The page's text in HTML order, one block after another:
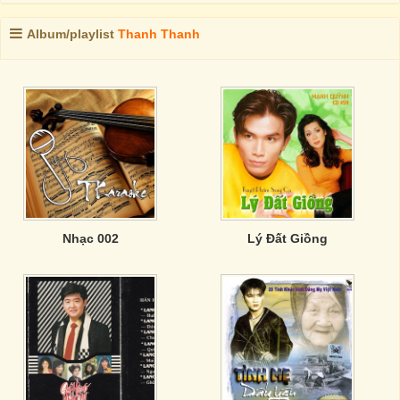
Album/playlist Thanh Thanh
Nhạc 002 Lý Đất Giồng